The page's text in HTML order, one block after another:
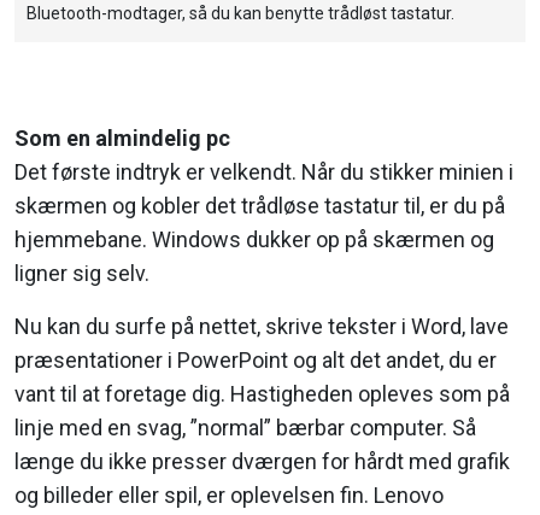
Bluetooth-modtager, så du kan benytte trådløst tastatur.
Som en almindelig pc
Det første indtryk er velkendt. Når du stikker minien i
skærmen og kobler det trådløse tastatur til, er du på
hjemmebane. Windows dukker op på skærmen og
ligner sig selv.
Nu kan du surfe på nettet, skrive tekster i Word, lave
præsentationer i PowerPoint og alt det andet, du er
vant til at foretage dig. Hastigheden opleves som på
linje med en svag, ”normal” bærbar computer. Så
længe du ikke presser dværgen for hårdt med grafik
og billeder eller spil, er oplevelsen fin. Lenovo